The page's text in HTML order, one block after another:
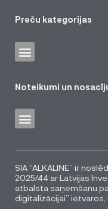
Preču kategorijas
Noteikumi un
SIA “ALKALINE” ir
2025/44 ar Latvijas
atbalsta saņemšanu
digitalizācijai”